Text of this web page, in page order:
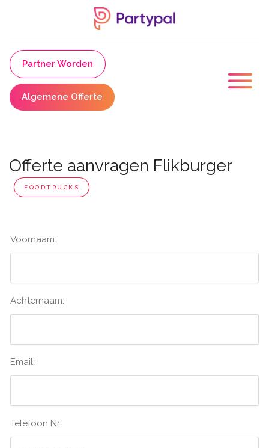
Partner Worden
Algemene Offerte
Offerte aanvragen Flikburger
FOODTRUCKS
Voornaam:
Achternaam:
Email:
Telefoon Nr: